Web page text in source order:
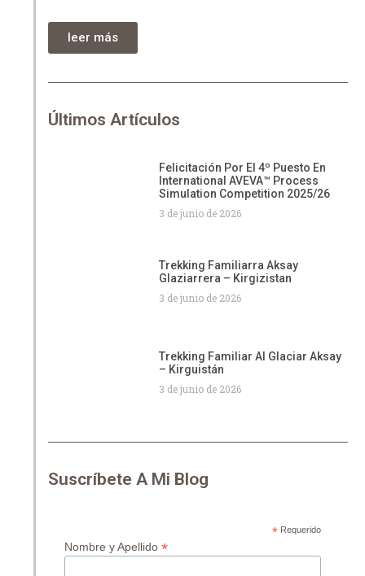
leer más
Últimos Artículos
Felicitación Por El 4º Puesto En
International AVEVA™ Process
Simulation Competition 2025/26
3 de junio de 2026
Trekking Familiarra Aksay
Glaziarrera – Kirgizistan
3 de junio de 2026
Trekking Familiar Al Glaciar Aksay
– Kirguistán
3 de junio de 2026
Suscríbete A Mi Blog
*Requerido
Nombre y Apellido *